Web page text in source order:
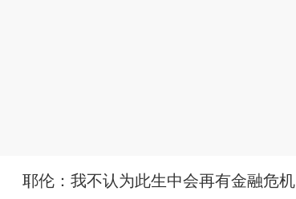
耶伦：我不认为此生中会再有金融危机